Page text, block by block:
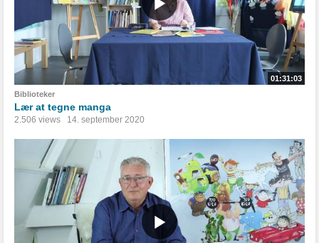
01:31:03
Biblioteker
Lær at tegne manga
2.506 views 14. september 2020